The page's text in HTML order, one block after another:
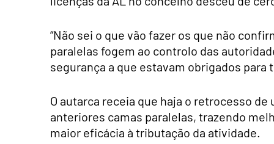
“Não sei o que vão fazer os que não
paralelas fogem ao controlo das
segurança a que estavam obrigados para
O autarca receia que haja o retrocesso
anteriores camas paralelas, trazendo
maior eficácia à tributação da atividade.